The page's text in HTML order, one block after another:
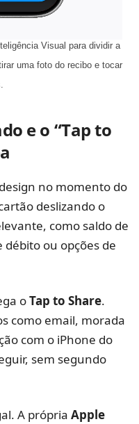
Visual para dividir a
uma foto do recibo e tocar
e o “Tap to
no momento do
deslizando o
como saldo de
débito ou opções de
oTap to Share.
como email, morada
com o iPhone do
sem segundo
A própria Apple